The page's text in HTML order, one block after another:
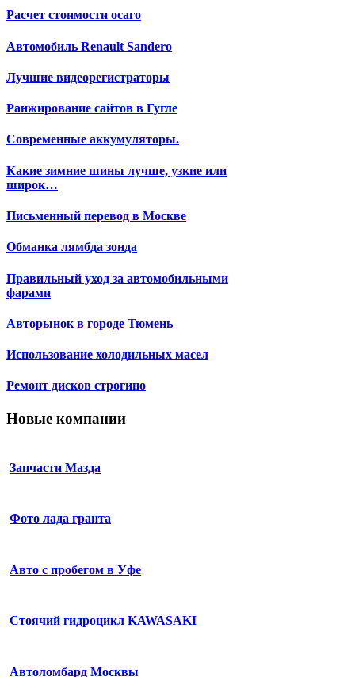
Расчет стоимости осаго
Автомобиль Renault Sandero
Лучшие видеорегистраторы
Ранжирование сайтов в Гугле
Современные аккумуляторы.
Какие зимние шины лучше, узкие или
широк…
Письменный перевод в Москве
Обманка лямбда зонда
Правильный уход за автомобильными
фарами
Авторынок в городе Тюмень
Использование холодильных масел
Ремонт дисков строгино
Новые компании
Запчасти Мазда
Фото лада гранта
Авто с пробегом в Уфе
Стоячий гидроцикл KAWASAKI
Автоломбард Москвы